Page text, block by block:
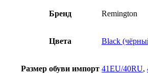
Бренд Remington
Цвета Black
Размер обуви импорт 41EU/40RU,